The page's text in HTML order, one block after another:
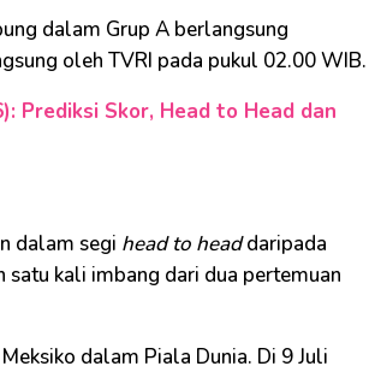
dalam Grup A berlangsung
oleh TVRI pada pukul 02.00 WIB.
Prediksi Skor, Head to Head dan
dalam segi head to headdaripada
satu kali imbang dari dua pertemuan
dalam Piala Dunia. Di 9 Juli